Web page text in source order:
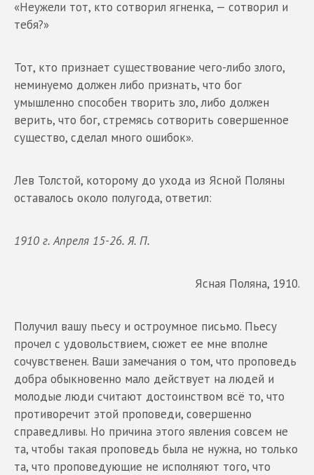
«Неужели тот, кто сотворил ягненка, — сотворил и
тебя?»
Тот, кто признает существование чего-либо злого,
неминуемо должен либо признать, что бог
умышленно способен творить зло, либо должен
верить, что бог, стремясь сотворить совершенное
существо, сделал много ошибок».
Лев Толстой, которому до ухода из Ясной Поляны
оставалось около полугода, ответил:
1910 г. Апреля 15-26. Я. П.
Ясная Поляна, 1910.
Получил вашу пьесу и остроумное письмо. Пьесу
прочел с удовольствием, сюжет ее мне вполне
сочувственен. Ваши замечания о том, что проповедь
добра обыкновенно мало действует на людей и
молодые люди считают достоинством всё то, что
противоречит этой проповеди, совершенно
справедливы. Но причина этого явления совсем не
та, чтобы такая проповедь была не нужна, но только
та, что проповедующие не исполняют того, что